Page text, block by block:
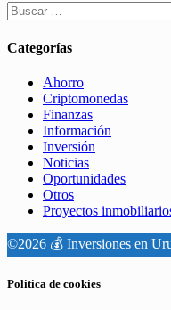
Buscar:
Categorías
Ahorro
Criptomonedas
Finanzas
Información
Inversión
Noticias
Oportunidades
Otros
Proyectos
©2026 💰 Inversiones en
Politica de cookies